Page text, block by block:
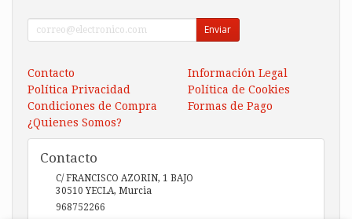
Enviar
Contacto
Información Legal
Política Privacidad
Política de Cookies
Condiciones de Compra
Formas de Pago
¿Quienes Somos?
Contacto
C/ FRANCISCO AZORIN, 1 BAJO
30510 YECLA, Murcia
968752266